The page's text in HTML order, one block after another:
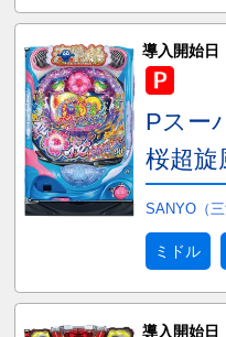
導入開始日
Pスー
桜超旋
SANYO（三
ミドル
導入開始日